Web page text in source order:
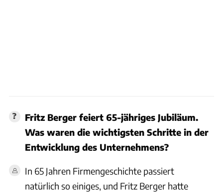
Fritz Berger feiert 65-jähriges Jubiläum.
Was waren die wichtigsten Schritte in der
Entwicklung des Unternehmens?
In 65 Jahren Firmengeschichte passiert
natürlich so einiges, und Fritz Berger hatte